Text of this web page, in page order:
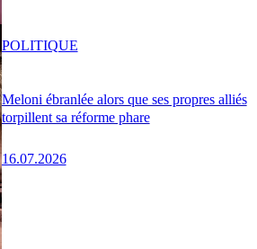
Meloni ébranlée alors que ses propres alliés
torpillent sa réforme phare
16.07.2026
POLITIQUE